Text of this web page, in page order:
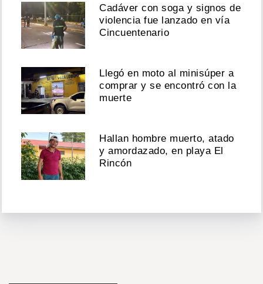
Cadáver con soga y signos de
violencia fue lanzado en vía
Cincuentenario
Llegó en moto al minisúper a
comprar y se encontró con la
muerte
Hallan hombre muerto, atado
y amordazado, en playa El
Rincón